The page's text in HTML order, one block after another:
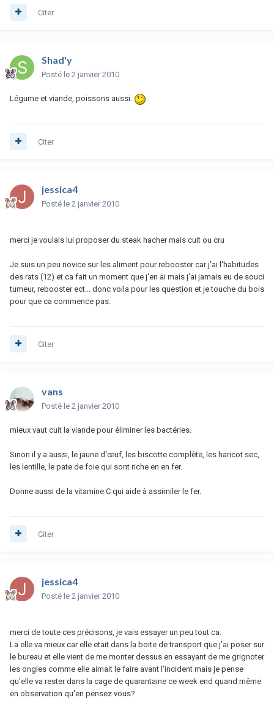
Citer
Shad'y
Posté le 2 janvier 2010
Légume et viande, poissons aussi.
Citer
jessica4
Posté le 2 janvier 2010
merci je voulais lui proposer du steak hacher mais cuit ou cru
Je suis un peu novice sur les aliment pour rebooster car j'ai l'habitudes
des rats (12) et ca fait un moment que j'en ai mais j'ai jamais eu de souci
tumeur, rebooster ect... donc voila pour les question et je touche du bois
pour que ca commence pas.
Citer
vans
Posté le 2 janvier 2010
mieux vaut cuit la viande pour éliminer les bactéries.
Sinon il y a aussi, le jaune d'œuf, les biscotte complète, les haricot sec,
les lentille, le pate de foie qui sont riche en en fer.
Donne aussi de la vitamine C qui aide à assimiler le fer.
Citer
jessica4
Posté le 2 janvier 2010
merci de toute ces précisons, je vais essayer un peu tout ca.
La elle va mieux car elle etait dans la boite de transport que j'ai poser sur
le bureau et elle vient de me monter dessus en essayant de me grignoter
les ongles comme elle aimait le faire avant l'incident mais je pense
qu'elle va rester dans la cage de quarantaine ce week end quand même
en observation qu'en pensez vous?